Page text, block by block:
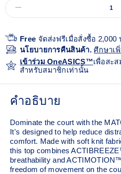
Free จัดส่งฟรีเมื่อสั่งซื้อ
นโยบายการคืนสินค้า.ศีกษาเ
เข้าร่วม OneASICS™เพื่อสะ
สำหรับสมาชิกเท่านั้น
คำอธิบาย
Dominate the court with the
It's designed to help reduce
comfort. Made with soft knit
this top combines
breathability and
freedom of movement on the